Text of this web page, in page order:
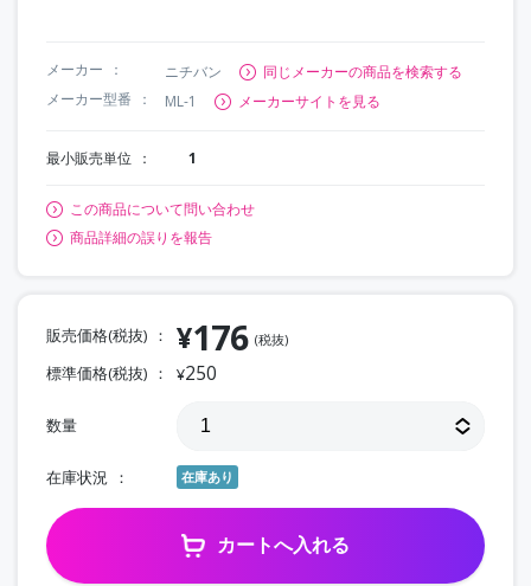
メーカー ニチバン
同じメーカーの商品を検索する
メーカー型番
ML-1 メーカーサイトを見る
最小販売単位 1
この商品について問い合わせ
商品詳細の誤りを報告
販売価格(税抜) ¥176 (税抜)
標準価格(税抜) ¥250
数量
在庫状況 在庫あり
カートへ入れる